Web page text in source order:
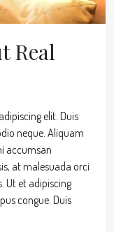
Real
elit. Duis
neque. Aliquam
accumsan
at malesuada orci
Ut et adipiscing
congue. Duis